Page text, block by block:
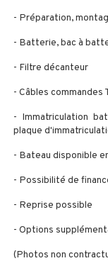
- Préparation,
- Batterie, bac à
- Filtre décanteur
- Câbles commandes
- Immatriculation
plaque
- Bateau disponible
- Possibilité de
- Reprise possible
- Options
(Photos non